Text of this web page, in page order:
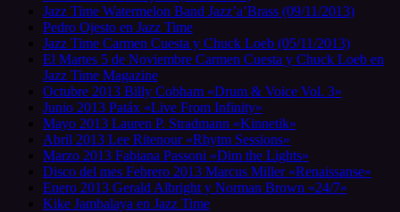
Jazz Time Watermelon Band Jazz’a’Brass (09/11/2013)
Pedro Ojesto en Jazz Time
Jazz Time Carmen Cuesta y Chuck Loeb (05/11/2013)
El Martes 5 de Noviembre Carmen Cuesta y Chuck Loeb en
Jazz Time Magazine
Octubre 2013 Billy Cobham «Drum & Voice Vol. 3»
Junio 2013 Patáx «Live From Infinity»
Mayo 2013 Lauren P. Stradmann «Kinnetik»
Abril 2013 Lee Ritenour «Rhytm Sessions»
Marzo 2013 Fabiana Passoni «Dim the Lights»
Disco del mes Febrero 2013 Marcus Miller «Renaissanse»
Enero 2013 Gerald Albright y Norman Brown «24/7»
Kike Jambalaya en Jazz Time